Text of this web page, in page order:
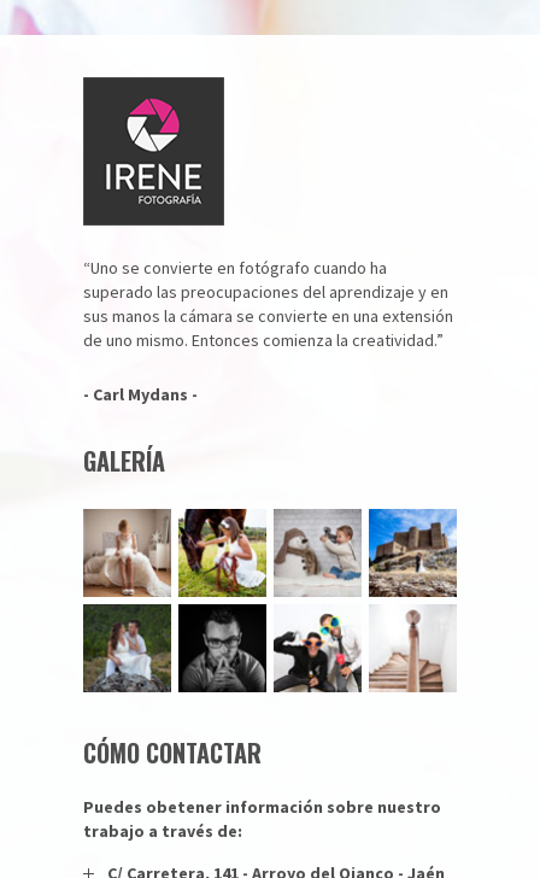
“Uno se convierte en fotógrafo cuando ha
superado las preocupaciones del aprendizaje y en
sus manos la cámara se convierte en una extensión
de uno mismo. Entonces comienza la creatividad.”
- Carl Mydans -
GALERÍA
CÓMO CONTACTAR
Puedes obetener información sobre nuestro
trabajo a través de:
C/ Carretera, 141 - Arroyo del Ojanco - Jaén